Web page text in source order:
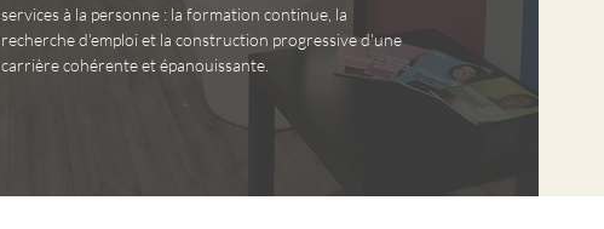
services à la personne : la formation continue, la
recherche d'emploi et la construction progressive d'une
carrière cohérente et épanouissante.